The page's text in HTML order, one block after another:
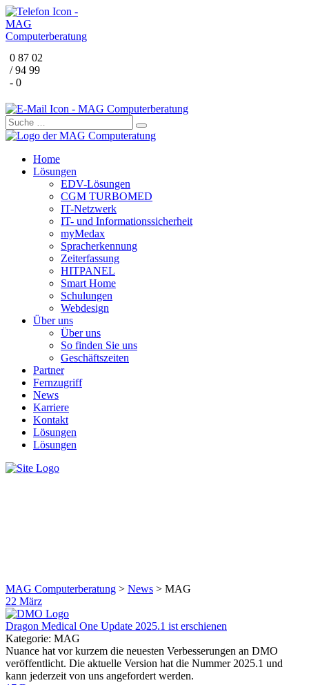
0 87 02
/ 94 99
- 0
Home
Lösungen
EDV-Lösungen
CGM TURBOMED
IT-Netzwerk
IT- und Informationssicherheit
myMedax
Spracherkennung
Zeiterfassung
HITPANEL
Smart Home
Schulungen
Webdesign
Über uns
Über uns
So finden Sie uns
Geschäftszeiten
Partner
Fernzugriff
News
Karriere
Kontakt
Lösungen
Lösungen
MAG Computerberatung > News > MAG
22 März
Dragon Medical One Update 2025.1 ist erschienen
Kategorie: MAG
Nuance hat vor kurzem die neuesten Verbesserungen an DMO
veröffentlicht. Die aktuelle Version hat die Nummer 2025.1 und
kann jederzeit von uns angefordert werden.